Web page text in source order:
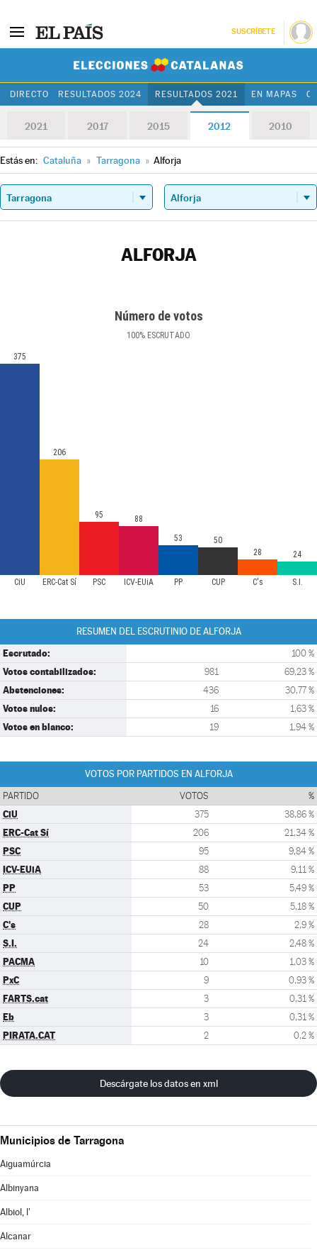
SUSCRÍBETE
DIRECTO RESULTADOS 2024 RESULTADOS 2021 EN MAPAS
2021 2017 2015 2012 2010
Estás en: Cataluña » Tarragona » Alforja
ALFORJA
Número de votos
100% ESCRUTADO
CiU ERC-Cat Sí PSC ICV-EUiA PP CUP C's S.I.
375
206
95
88
53
50
28
24
RESUMEN DEL ESCRUTINIO DE ALFORJA
Escrutado: 100 %
Votos contabilizados: 981 69,23 %
Abstenciones: 436 30,77 %
Votos nulos: 16 1,63 %
Votos en blanco: 19 1,94 %
VOTOS POR PARTIDOS EN ALFORJA
PARTIDO VOTOS %
CiU 375 38,86 %
ERC-Cat Sí 206 21,34 %
PSC 95 9,84 %
ICV-EUiA 88 9,11 %
PP 53 5,49 %
CUP 50 5,18 %
C's 28 2,9 %
S.I. 24 2,48 %
PACMA 10 1,03 %
PxC 9 0,93 %
FARTS.cat 3 0,31 %
Eb 3 0,31 %
PIRATA.CAT 2 0,2 %
Descárgate los datos en xml
Municipios de Tarragona
Aiguamúrcia
Albinyana
Albiol, l'
Alcanar